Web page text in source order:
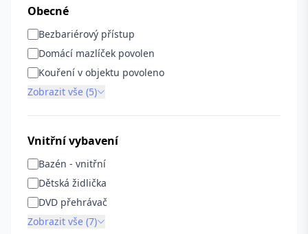
Obecné
Bezbariérový přístup
Domácí mazlíček povolen
Kouření v objektu povoleno
Zobrazit vše (5)
Vnitřní vybavení
Bazén - vnitřní
Dětská židlička
DVD přehrávač
Zobrazit vše (7)